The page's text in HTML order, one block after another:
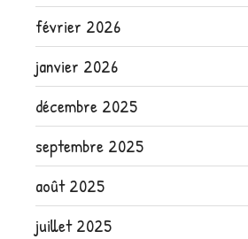
février 2026
janvier 2026
décembre 2025
septembre 2025
août 2025
juillet 2025